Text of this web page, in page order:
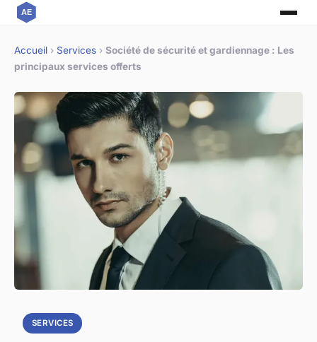
Accueil › Services › Société de sécurité et gardiennage : Les
principaux services offerts
SERVICES